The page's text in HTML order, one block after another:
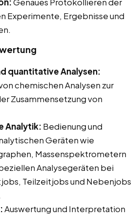
Experimente, Ergebnisse und
quantitative Analysen:
chemischen Analysen zur
Zusammensetzung von
Analytik: Bedienung und
Geräten wie
Massenspektrometern
Analysegeräten bei
Teilzeitjobs und Nebenjobs
Auswertung und Interpretation